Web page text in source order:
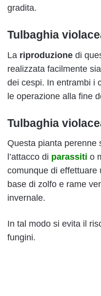
gradita.
Tulbaghia
La riproduzione di
realizzata facilmente
dei cespi. In entrambi i
le operazione alla fine
Tulbaghia
Questa pianta perenne
l’attacco di parassiti o
comunque di effettuare
base di zolfo e rame
invernale.
In tal modo si evita il
fungini.